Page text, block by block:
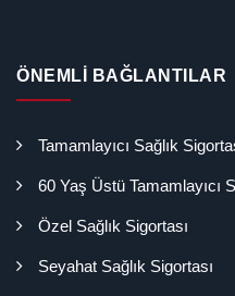
ÖNEMLİ BAĞLANTILAR
Tamamlayıcı Sağlık
60 Yaş Üstü Tamamlayıcı
Özel Sağlık Sigortası
Seyahat Sağlık Sigortası